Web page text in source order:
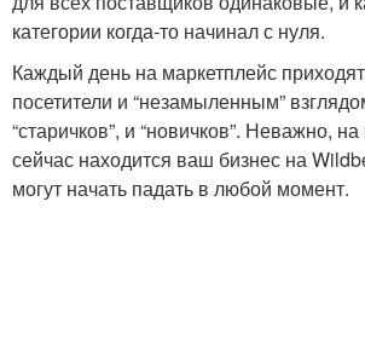
категории когда-то начинал с нуля.
Каждый день на маркетплейс
посетители и “незамыленным”
“старичков”, и “новичков”. Неважно,
сейчас находится ваш бизнес на
могут начать падать в любой момент.